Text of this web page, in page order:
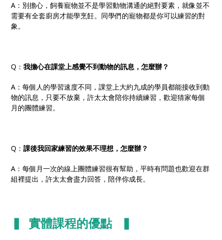
A：別擔心，飼養寵物並不是學習動物溝通的絕對要素，就像並不
需要有全套廚房才能學烹飪。同學們的寵物都是你可以練習的對
象。
Q：我擔心在課堂上感覺不到動物的訊息，怎麼辦？
A：每個人的學習速度不同，課堂上大約九成的學員都能接收到動
物的訊息，只要不放棄，許太太會陪你持續練習，歡迎猜家每個
月的團體練習。
Q：課後我回家練習的效果不理想，怎麼辦？
A：每個月一次的線上團體練習很有幫助，平時有問題也歡迎在群
組裡提出，許太太會盡力回答，陪伴你成長。
▍ 實體課程的優點 ▍